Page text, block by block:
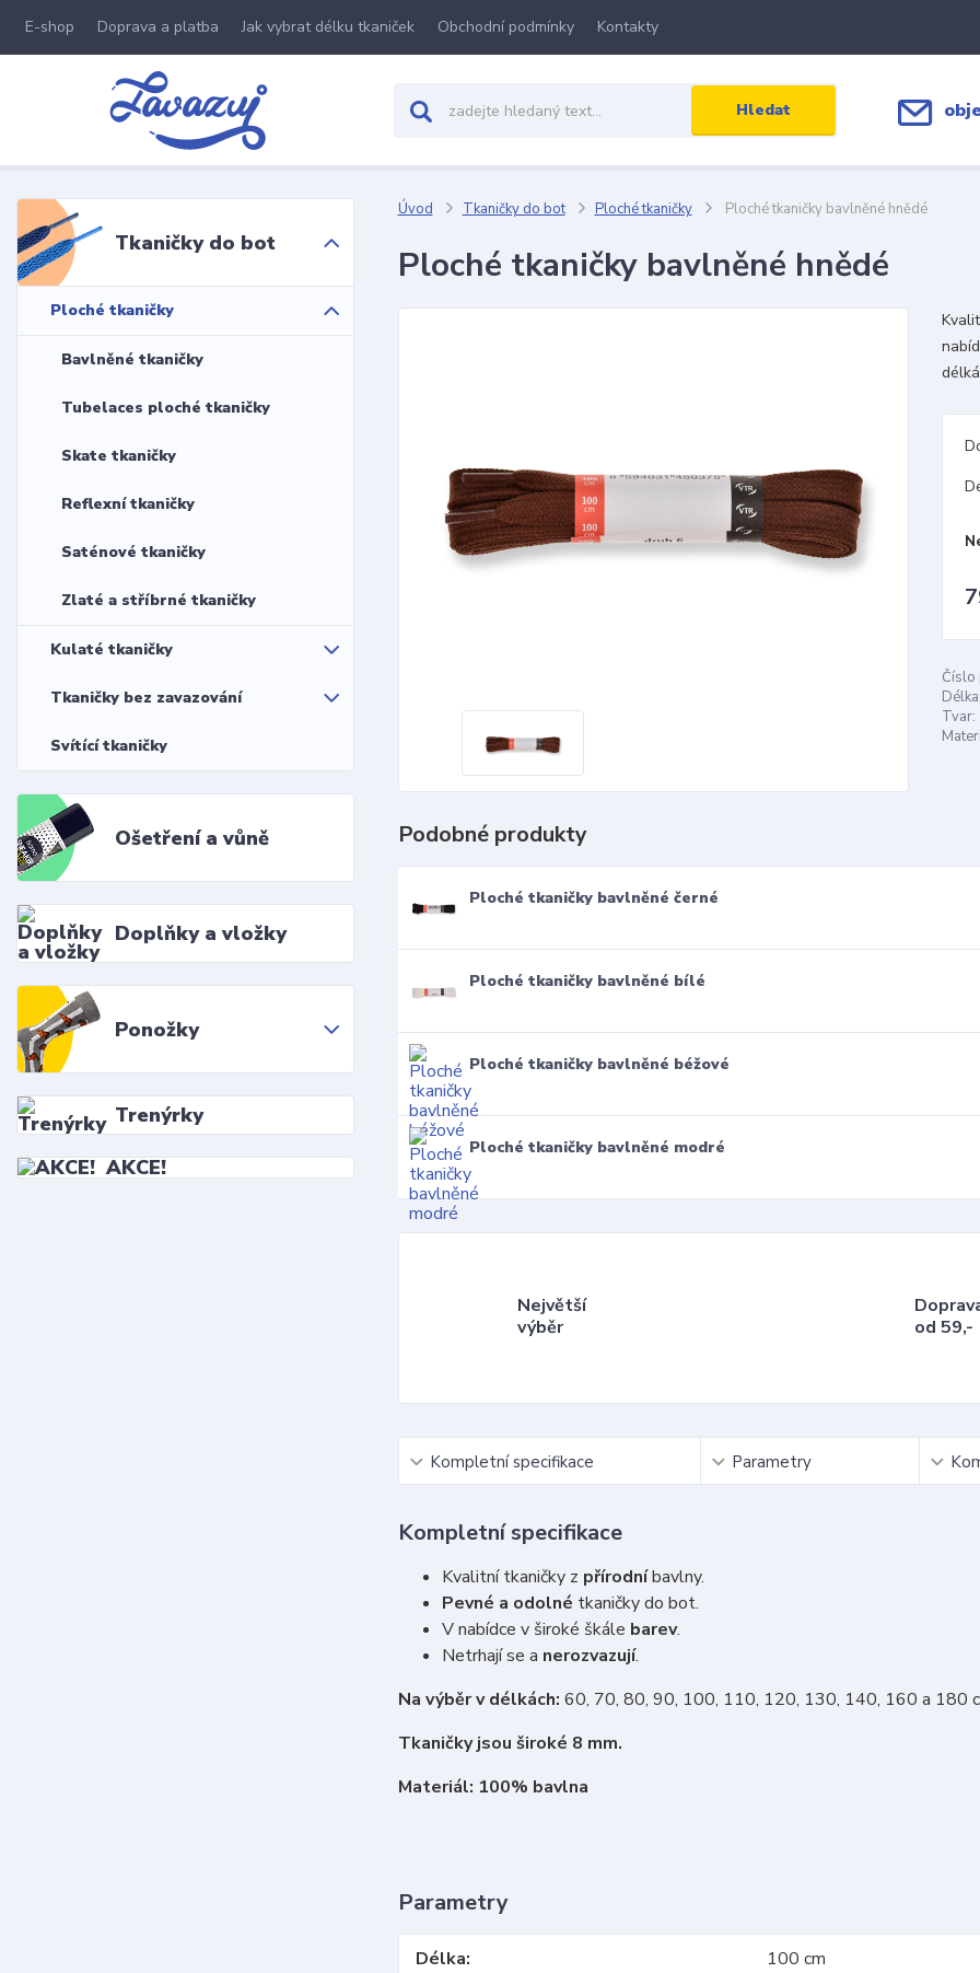
E-shop Doprava a platba Jak vybrat délku tkaniček Obchodní podmínky Kontakty
Hledat
Tkaničky do bot
Ploché tkaničky
Bavlněné tkaničky
Tubelaces ploché tkaničky
Skate tkaničky
Reflexní tkaničky
Saténové tkaničky
Zlaté a stříbrné tkaničky
Kulaté tkaničky
Tkaničky bez zavazování
Svítící tkaničky
Ošetření a vůně
Doplňky a vložky
Ponožky
Trenýrky
AKCE!
Úvod Tkaničky do bot Ploché tkaničky Ploché tkaničky bavlněné hnědé
Ploché tkaničky bavlněné hnědé
Číslo
Tvar:
Podobné produkty
Ploché tkaničky bavlněné černé
Ploché tkaničky bavlněné bílé
Ploché tkaničky bavlněné béžové
Ploché tkaničky bavlněné modré
Největší
výběr
od 59,-
Kompletní specifikace Parametry
Kompletní specifikace
Kvalitní tkaničky z přírodníbavlny.
Pevné a odolné tkaničky do bot.
V nabídce v široké škále barev.
Netrhají se a nerozvazují.
Na výběr v délkách: 60, 70, 80, 90, 100, 110, 120, 130, 140, 160 a 180
Tkaničky jsou široké 8 mm.
Materiál: 100% bavlna
Parametry
Délka
100 cm